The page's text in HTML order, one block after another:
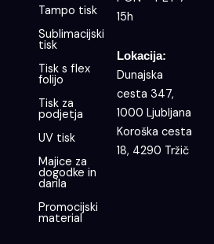
Tampo tisk
Sublimacijski
tisk
Tisk s flex
folijo
Tisk za
podjetja
UV tisk
Majice za
dogodke in
darila
Promocijski
material
15h
Lokacija:
Dunajska
cesta 347,
1000 Ljubljana
Koroška cesta
18, 4290 Tržič